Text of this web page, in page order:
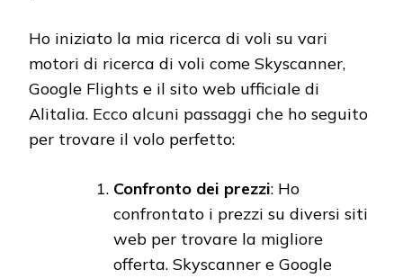
Ho iniziato la mia ricerca di voli su vari
motori di ricerca di voli come Skyscanner,
Google Flights e il sito web ufficiale di
Alitalia. Ecco alcuni passaggi che ho seguito
per trovare il volo perfetto:
Confronto dei prezzi: Ho
confrontato i prezzi su diversi siti
web per trovare la migliore
offerta. Skyscanner e Google